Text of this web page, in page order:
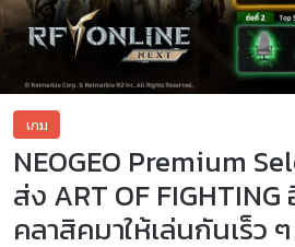
เกม
NEOGEO Premium
ส่ง ART OF
คลาสิคมาให้เล่นกันเร็ว